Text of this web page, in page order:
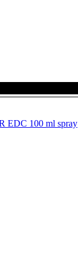
EDC 100 ml spray